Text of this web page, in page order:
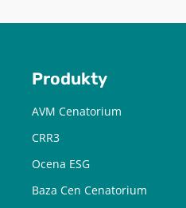
Produkty
AVM Cenatorium
CRR3
Ocena ESG
Baza Cen Cenatorium